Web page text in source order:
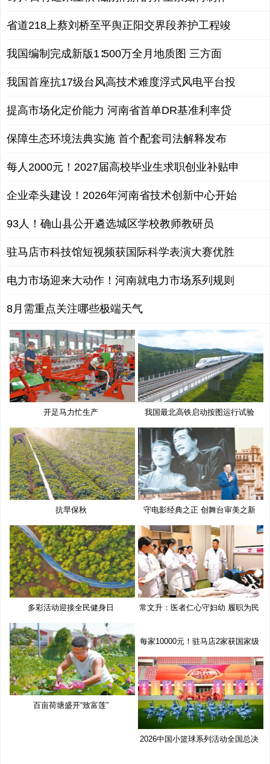
省道218上蔡刘桥至平舆正阳交界段养护工程竣
我国编制完成新版1∶500万全月地质图 三方面
我国首座抗17级台风高技术难度浮式风电平台投
提高市场化定价能力 河南省首单DR基准利率贷
保障生态环境法典实施 首个配套司法解释发布
每人2000元！2027届高校毕业生求职创业补贴申
企业牵头建设！2026年河南省技术创新中心开始
93人！确山县公开遴选城区学校教师教研员
驻马店市科技馆短视频获国际科学表演大赛优胜
电力市场迎来大动作！河南就电力市场系列规则
8月需重点关注哪些极端天气
开足马力忙生产 我国最北高铁启动按图运行试验
抗旱保秋 守电影经典之正 创舞台审美之新
多彩活动迎接全民健身日 常文升：医者仁心守妇幼 履职为民
百亩荷塘盛开“致富莲”
每家10000元！驻马店2家获国家级
奖
2026中国小篮球系列活动全国总决